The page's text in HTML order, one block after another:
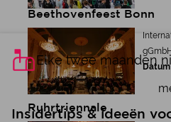
Beethovenfeest Bonn
Ruhrtriennale
Elke twee maanden
Insidertips & ideeën